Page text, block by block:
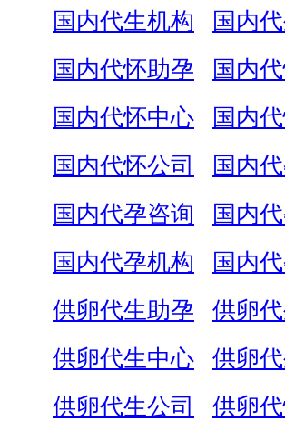
国内代生机构
国内
国内代怀助孕
国内
国内代怀中心
国内
国内代怀公司
国内
国内代孕咨询
国内
国内代孕机构
国内
供卵代生助孕
供卵
供卵代生中心
供卵
供卵代生公司
供卵